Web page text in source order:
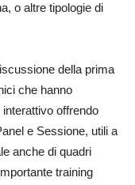
o altre tipologie di
della prima
che hanno
offrendo
e Sessione, utili a
anche di quadri
training